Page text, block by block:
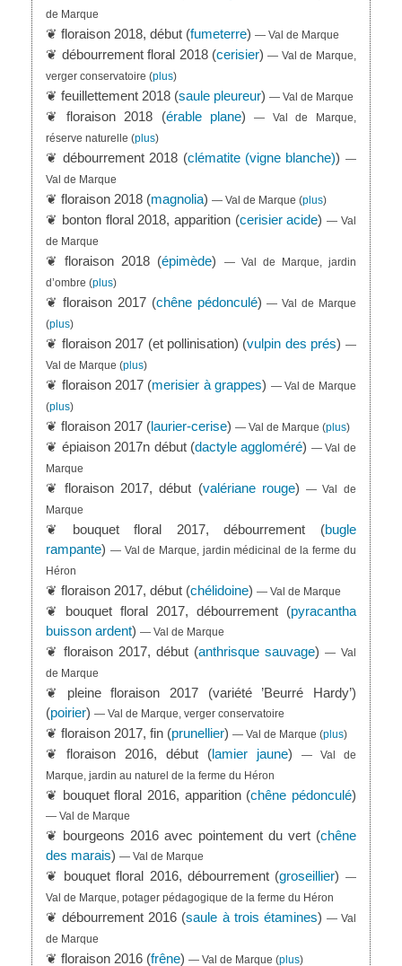
de Marque
❦ floraison 2018, début (fumeterre)— Val de Marque
❦ débourrement floral 2018 (cerisier)— Val de Marque,
verger conservatoire (plus)
❦ feuillettement 2018 (saule pleureur)— Val de Marque
❦ floraison 2018 (érable plane)— Val de Marque,
réserve naturelle (plus)
❦ débourrement 2018 (clématite (vigne blanche)) —
Val de Marque
❦ floraison 2018 (magnolia)— Val de Marque (plus)
❦ bonton floral 2018, apparition (cerisier acide) — Val
de Marque
❦ floraison 2018 (épimède)
— Val de Marque, jardin
d’ombre (plus)
❦ floraison 2017 (chêne pédonculé)— Val de Marque
(plus)
❦ floraison 2017 (et pollinisation) (vulpin des prés) —
Val de Marque (plus)
❦ floraison 2017 (merisier à grappes) — Val de Marque
(plus)
❦ floraison 2017 (laurier-cerise)— Val de Marque (plus)
❦ épiaison 2017n début (dactyle aggloméré) — Val de
Marque
❦ floraison 2017, début (valériane rouge)— Val de
Marque
❦ bouquet floral 2017, débourrement (bugle
rampante) — Val de Marque, jardin médicinal de la ferme du
Héron
❦ floraison 2017, début (chélidoine)— Val de Marque
❦ bouquet floral 2017, débourrement (pyracantha
buisson ardent)— Val de Marque
❦ floraison 2017, début (anthrisque sauvage)— Val
de Marque
❦ pleine floraison 2017 (variété ’Beurré Hardy’)
(poirier)— Val de Marque, verger conservatoire
❦ floraison 2017, fin (prunellier)— Val de Marque (plus)
❦ floraison 2016, début (lamier jaune)
— Val de
Marque, jardin au naturel de la ferme du Héron
❦ bouquet floral 2016, apparition (chêne pédonculé)
— Val de Marque
❦ bourgeons 2016 avec pointement du vert (chêne
des marais)— Val de Marque
❦ bouquet floral 2016, débourrement (groseillier) —
Val de Marque, potager pédagogique de la ferme du Héron
❦ débourrement 2016 (saule à trois étamines) — Val
de Marque
❦ floraison 2016 (frêne)— Val de Marque (plus)